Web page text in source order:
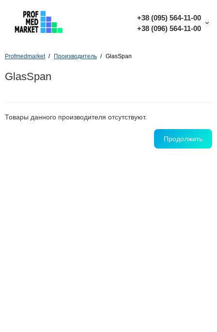
+38 (095) 564-11-00
+38 (096) 564-11-00
Profmedmarket Производитель GlasSpan
GlasSpan
Товары данного производителя отсутствуют.
Продолжить